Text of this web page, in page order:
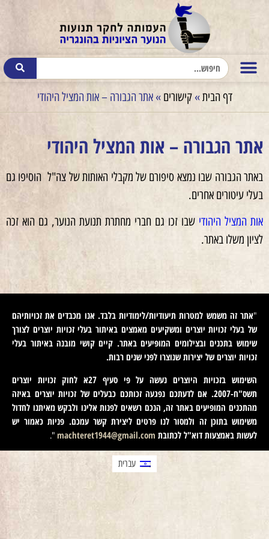
דף הבית»קישורים »אתר הגבורה – אות המציל היהודי
אתר הגבורה – אות המציל היהודי
באתר הגבורה שבו נמצא סיפורם של מקבלי האותות של צה"ל הוסיפו גם
בעלי עיטורים אחרים.
אות המציל היהודי שבו זכו גם חברי מחתרת תנועת הנוער, גם הוא זכה
לציון משלו באתר.
"אתר זה משמש למטרות תיעודיות/לימודיות בלבד. אנו מכבדים את זכויותיהם
של בעלי זכויות יוצרים ומשקיעים מאמצים באיתור בעלי זכויות יוצרים לצורך
שימוש בתכנים ובצילומים המופיעים באתר. קיים קושי מובנה באיתור בעלי
זכויות יוצרים של יצירות שנוצרו לפני שנים רבות.
השימוש בזכויות היוצרים נעשה על פי סעיף 27א לחוק זכויות יוצרים
תשס"ח-2007. אם לדעתכם נפגעה זכותכם כבעלים של זכויות יוצרים באיזה
מהתכנים המופיעים באתר זה, הנכם רשאים לפנות אלינו ולבקש מאיתנו לחדול
משימוש בתוכן זה ולמסור לנו פרטים ליצירת קשר עמכם. פניות כאמור יש
לעשות באמצעות דוא"ל לכתובת machteret1944@gmail.com
".
עברית